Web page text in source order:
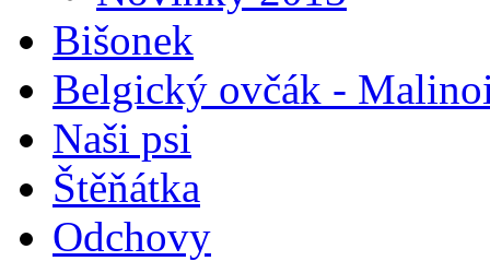
Bišonek
Belgický ovčák -
Naši psi
Štěňátka
Odchovy